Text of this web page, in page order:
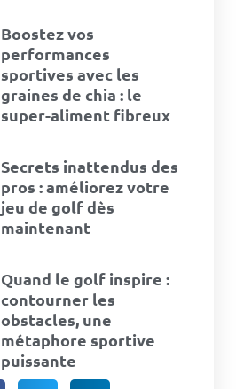
Boostez vos
performances
sportives avec les
graines de chia : le
super-aliment fibreux
Secrets inattendus des
pros : améliorez votre
jeu de golf dès
maintenant
Quand le golf inspire :
contourner les
obstacles, une
métaphore sportive
puissante